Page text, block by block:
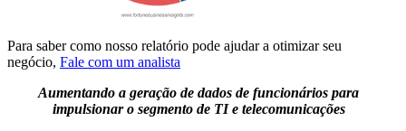
Para saber como nosso relatório pode ajudar a otimizar seu
negócio, Fale com um analista
Aumentando a geração de dados de funcionários para
impulsionar o segmento de TI e telecomunicações